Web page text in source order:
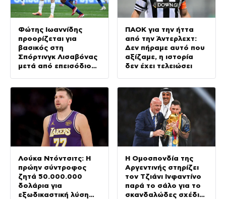
Φώτης Ιωαννίδης
προορίζεται για
βασικός στη
Σπόρτινγκ Λισαβόνας
μετά από επεισόδιο
ΠΑΟΚ για την ήττα
από την Άντερλεχτ:
Δεν πήραμε αυτό που
αξίζαμε, η ιστορία
δεν έχει τελειώσει
Λούκα Ντόντσιτς: Η
πρώην σύντροφος
ζητά 50.000.000
δολάρια για
εξωδικαστική λύση
Η Ομοσπονδία της
Αργεντινής στηρίζει
τον Τζιάνι Ινφαντίνο
παρά το σάλο για το
σκανδαλώδες σχέδιό